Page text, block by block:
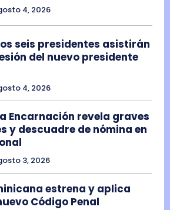
4, 2026
seis presidentes asistirán
del nuevo presidente
4, 2026
Encarnación revela graves
y descuadre de nómina en
3, 2026
estrena y aplica
Código Penal